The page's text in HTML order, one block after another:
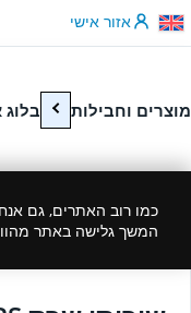
דלג לתוכןאזור אישי
מוצרים וחבילות
כמו רוב האתרים, גם
המשך גלישה באתר